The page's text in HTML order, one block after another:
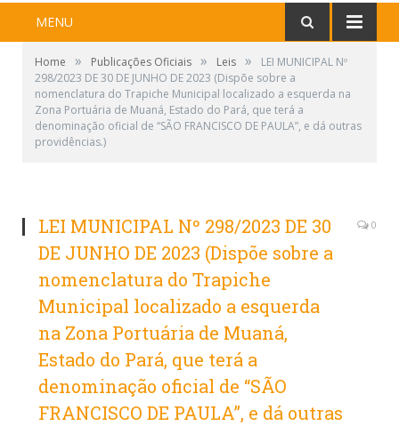
MENU
Home » Publicações Oficiais » Leis »
LEI MUNICIPAL Nº
298/2023 DE 30 DE JUNHO DE 2023 (Dispõe sobre a
nomenclatura do Trapiche Municipal localizado a esquerda na
Zona Portuária de Muaná, Estado do Pará, que terá a
denominação oficial de “SÃO FRANCISCO DE PAULA”, e dá outras
providências.)
LEI MUNICIPAL Nº 298/2023 DE 30
DE JUNHO DE 2023 (Dispõe sobre a
nomenclatura do Trapiche
Municipal localizado a esquerda
na Zona Portuária de Muaná,
Estado do Pará, que terá a
denominação oficial de “SÃO
FRANCISCO DE PAULA”, e dá outras
0